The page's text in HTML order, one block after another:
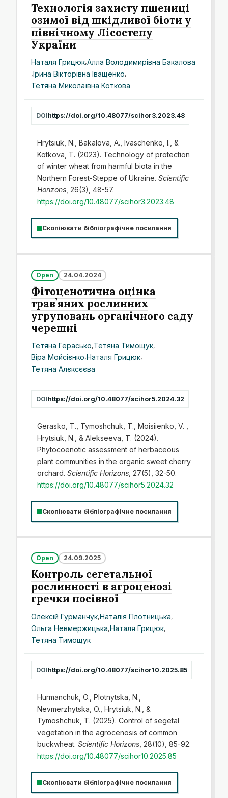
Технологія захисту пшениці
озимої від шкідливої біоти у
північному Лісостепу
України
Наталя Грицюк,Алла Володимирівна Бакалова
,Ірина Вікторівна Іващенко,
Тетяна Миколаївна Коткова
DOIhttps://doi.org/10.48077/scihor3.2023.48
Hrytsiuk, N., Bakalova, A., Ivaschenko, I., &
Kotkova, T. (2023). Technology of protection
of winter wheat from harmful biota in the
Northern Forest-Steppe of Ukraine. Scientific
Horizons, 26(3), 48-57.
https://doi.org/10.48077/scihor3.2023.48
Скопіювати бібліографічне посилання
Open 24.04.2024
Фітоценотична оцінка
травʼяних рослинних
угруповань органічного саду
черешні
Тетяна Герасько,Тетяна Тимощук,
Віра Мойсієнко,Наталя Грицюк,
Тетяна Алєксєєва
DOIhttps://doi.org/10.48077/scihor5.2024.32
Gerasko, T., Tymoshchuk, T., Moisiienko, V. ,
Hrytsiuk, N., & Alekseeva, T. (2024).
Phytocoenotic assessment of herbaceous
plant communities in the organic sweet cherry
orchard. Scientific Horizons, 27(5), 32-50.
https://doi.org/10.48077/scihor5.2024.32
Скопіювати бібліографічне посилання
Open 24.09.2025
Контроль сегетальної
рослинності в агроценозі
гречки посівної
Олексій Гурманчук,Наталія Плотницька,
Ольга Невмержицька,Наталя Грицюк,
Тетяна Тимощук
DOIhttps://doi.org/10.48077/scihor10.2025.85
Hurmanchuk, O., Plotnytska, N.,
Nevmerzhytska, O., Hrytsiuk, N., &
Tymoshchuk, T. (2025). Control of segetal
vegetation in the agrocenosis of common
buckwheat. Scientific Horizons, 28(10), 85-92.
https://doi.org/10.48077/scihor10.2025.85
Скопіювати бібліографічне посилання